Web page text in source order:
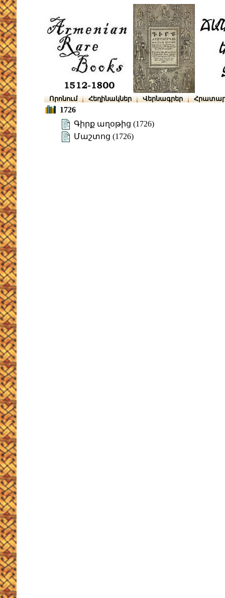
Որոնում Հեղինակներ Վերնագրեր
1726
Գիրք աղօթից (1726)
Մաշտոց (1726)